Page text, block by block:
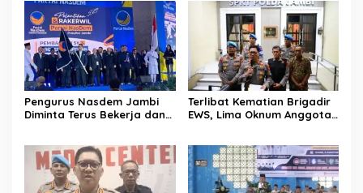
Jambi
Lakukan Pemadaman
Pengurus Nasdem Jambi
Diminta Terus Bekerja dan
Terlibat Kematian Brigadir
EWS, Lima Oknum Anggota